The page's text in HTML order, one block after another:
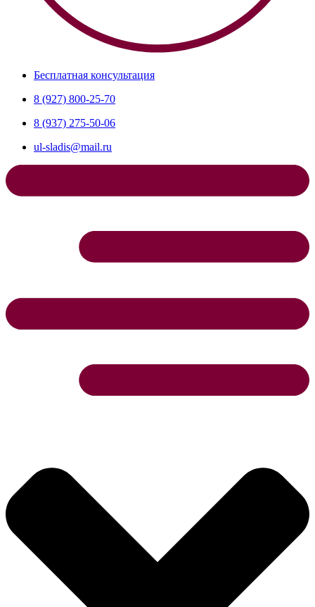
Бесплатная консультация
8 (927) 800-25-70
8 (937) 275-50-06
ul-sladis@mail.ru